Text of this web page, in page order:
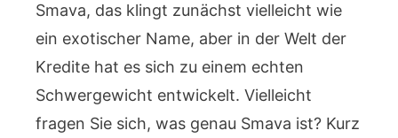
Smava, das klingt zunächst vielleicht wie
ein exotischer Name, aber in der Welt der
Kredite hat es sich zu einem echten
Schwergewicht entwickelt. Vielleicht
fragen Sie sich, was genau Smava ist? Kurz